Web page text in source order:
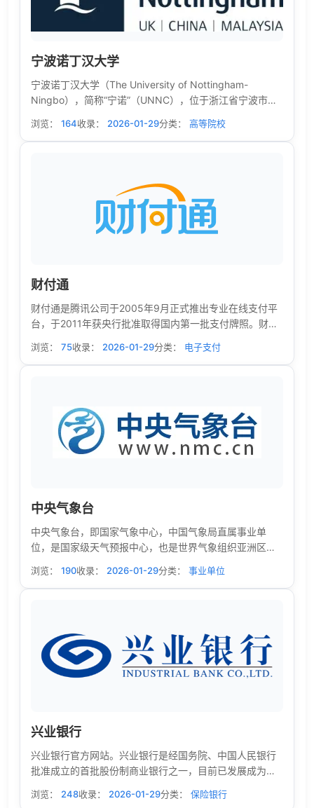
宁波诺丁汉大学
宁波诺丁汉大学（The University of Nottingham-
Ningbo），简称“宁诺”（UNNC），位于浙江省宁波市。
学大学，由浙江万里学院与英国诺丁汉大学合作举办。
2013年5月，QAA发布质量评估报告，认为宁波诺丁汉的
浏览： 164收录： 2026-01-29分类： 高等院校
财付通
财付通是腾讯公司于2005年9月正式推出专业在线支付平
台，于2011年获央行批准取得国内第一批支付牌照。财付
服务，提供移动支付及清算服务。自成立以来，财付通日
常业务开展中始终坚守合规为本、敬畏风险、合作共赢的
浏览： 75收录： 2026-01-29分类： 电子支付
中央气象台
中央气象台，即国家气象中心，中国气象局直属事业单
位，是国家级天气预报中心，也是世界气象组织亚洲区域
预报的制作、发布，大范围灾害性天气的监测预警，为国
家、各级政府和广大人民群众提供气象预报服务。
浏览： 190收录： 2026-01-29分类： 事业单位
兴业银行
兴业银行官方网站。兴业银行是经国务院、中国人民银行
批准成立的首批股份制商业银行之一，目前已发展成为以
理、消费金融、理财、数字金融、研究咨询等在内的现代
浏览： 248收录： 2026-01-29分类： 保险银行